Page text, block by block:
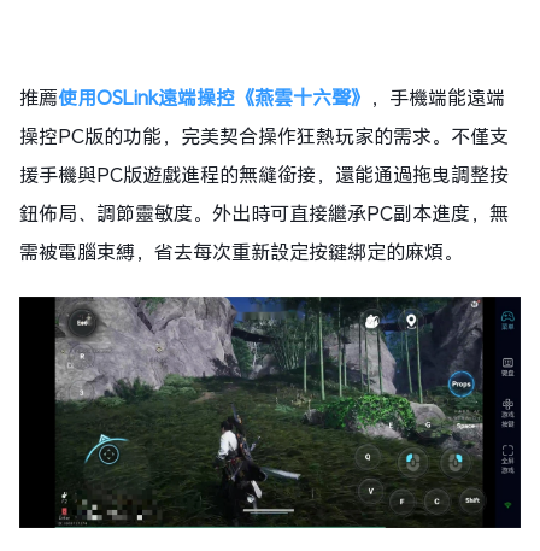
推薦使用OSLink遠端操控《燕雲十六聲》 ，手機端能遠端
操控PC版的功能，完美契合操作狂熱玩家的需求。不僅支
援手機與PC版遊戲進程的無縫銜接，還能通過拖曳調整按
鈕佈局、調節靈敏度。外出時可直接繼承PC副本進度，無
需被電腦束縛，省去每次重新設定按鍵綁定的麻煩。